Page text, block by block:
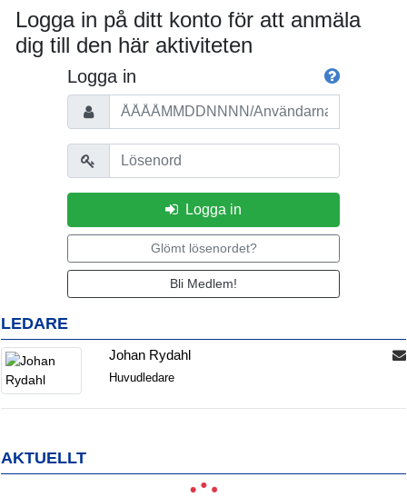
LEDARE
Johan Rydahl
Huvudledare
AKTUELLT
Logga in på ditt konto för att anmäla
dig till den här aktiviteten
Logga in
Personnummer/Användarnamn
Lösenord
Logga in
Glömt lösenordet?
Bli Medlem!